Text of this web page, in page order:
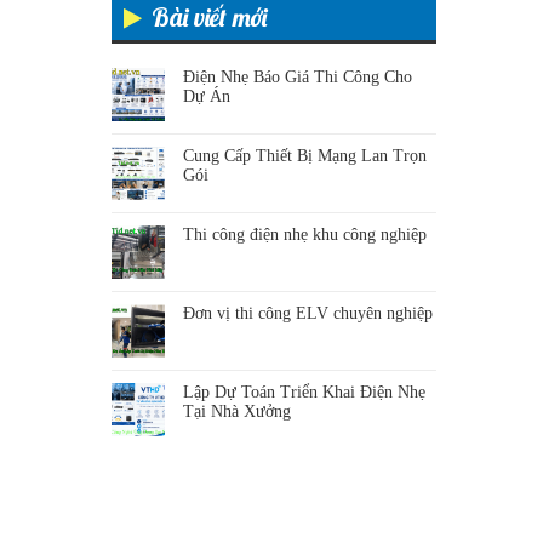
Bài viết mới
Điện Nhẹ Báo Giá Thi Công Cho
Dự Án
Cung Cấp Thiết Bị Mạng Lan Trọn
Gói
Thi công điện nhẹ khu công nghiệp
Đơn vị thi công ELV chuyên nghiệp
Lập Dự Toán Triển Khai Điện Nhẹ
Tại Nhà Xưởng